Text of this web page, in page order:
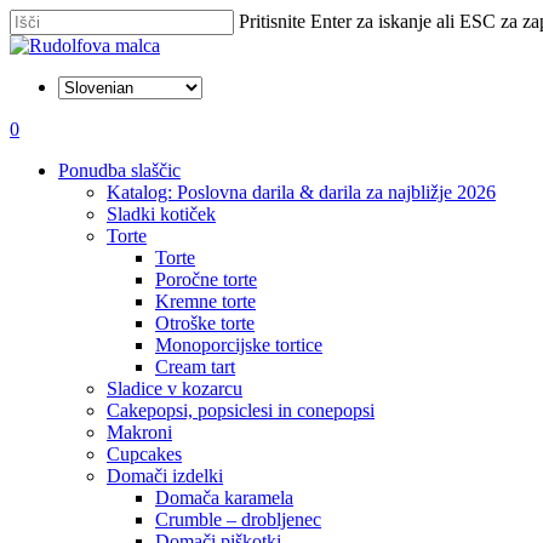
Skip
to
content
Pritisnite Enter za iskanje ali ESC za
Zapri
išči
account
0
Ponudba slaščic
Katalog: Poslovna darila & darila za najbližje 2026
Sladki kotiček
Torte
Torte
Poročne torte
Kremne torte
Otroške torte
Monoporcijske tortice
Cream tart
Sladice v kozarcu
Cakepopsi, popsiclesi in conepopsi
Makroni
Cupcakes
Domači izdelki
Domača karamela
Crumble – drobljenec